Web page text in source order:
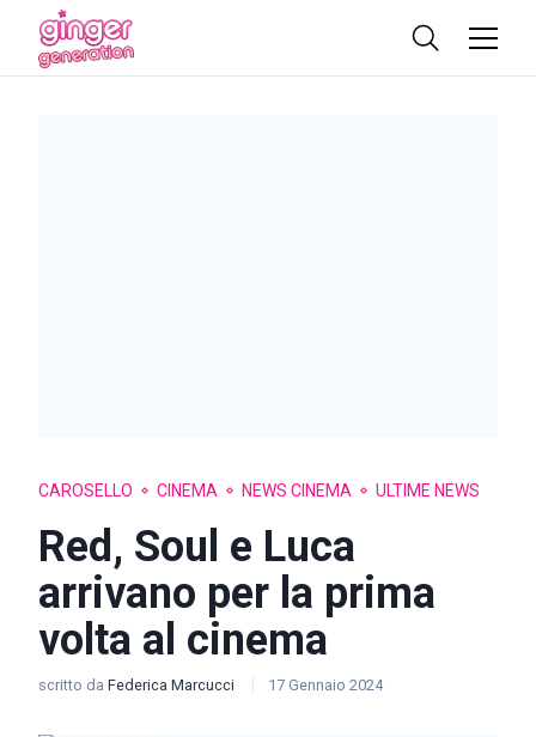
CAROSELLO CINEMA NEWS CINEMA ULTIME NEWS
Red, Soul e Luca
arrivano per la prima
volta al cinema
scritto da Federica Marcucci 17 Gennaio 2024